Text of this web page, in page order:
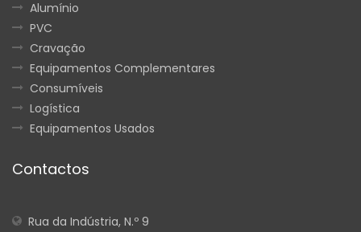
Alumínio
PVC
Cravação
Equipamentos Complementares
Consumíveis
Logística
Equipamentos Usados
Contactos
Rua da Indústria, N.º 9